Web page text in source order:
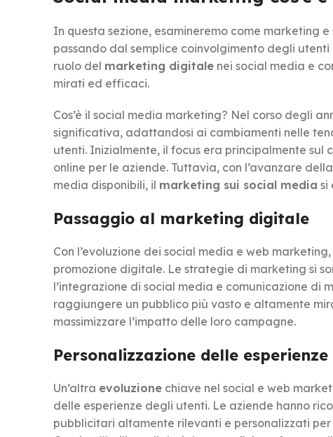
In questa sezione, esamineremo come marketing
passando dal semplice coinvolgimento degli
ruolo del marketing digitale nei social media e
mirati ed efficaci.
Cos’è il social media marketing? Nel corso degli
significativa, adattandosi ai cambiamenti nelle
utenti. Inizialmente, il focus era principalmente
online per le aziende. Tuttavia, con l’avanzare
media disponibili, il marketing sui social media si
Passaggio al marketing digitale
Con l’evoluzione dei social media e web
promozione digitale. Le strategie di marketing si
l’integrazione di social media e comunicazione
raggiungere un pubblico più vasto e altamente
massimizzare l’impatto delle loro campagne.
Personalizzazione delle esperienze
Un’altra evoluzione chiave nel social e web
delle esperienze degli utenti. Le aziende hanno
pubblicitari altamente rilevanti e personalizzati